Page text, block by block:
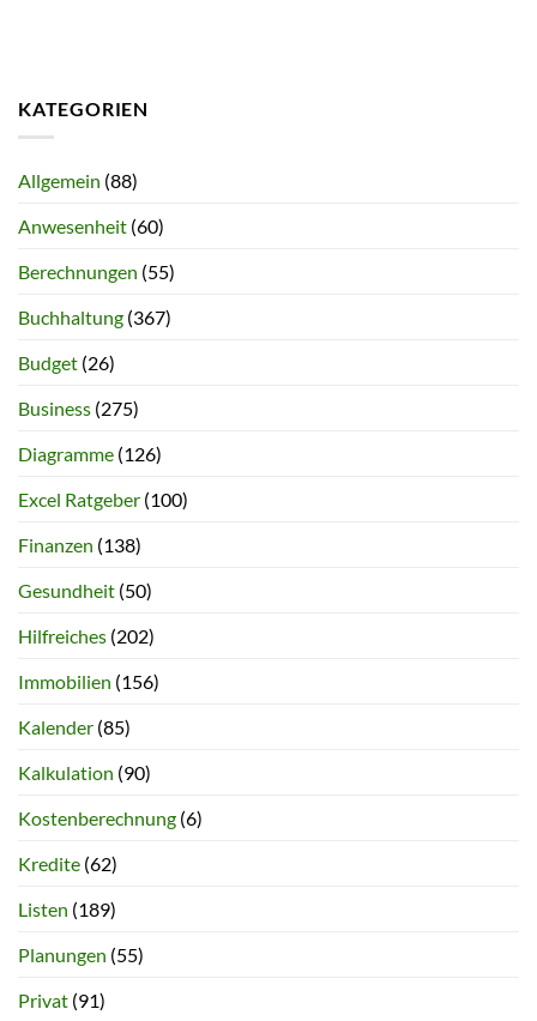
KATEGORIEN
Allgemein (88)
Anwesenheit (60)
Berechnungen (55)
Buchhaltung (367)
Budget (26)
Business (275)
Diagramme (126)
Excel Ratgeber (100)
Finanzen (138)
Gesundheit (50)
Hilfreiches (202)
Immobilien (156)
Kalender (85)
Kalkulation (90)
Kostenberechnung (6)
Kredite (62)
Listen (189)
Planungen (55)
Privat (91)